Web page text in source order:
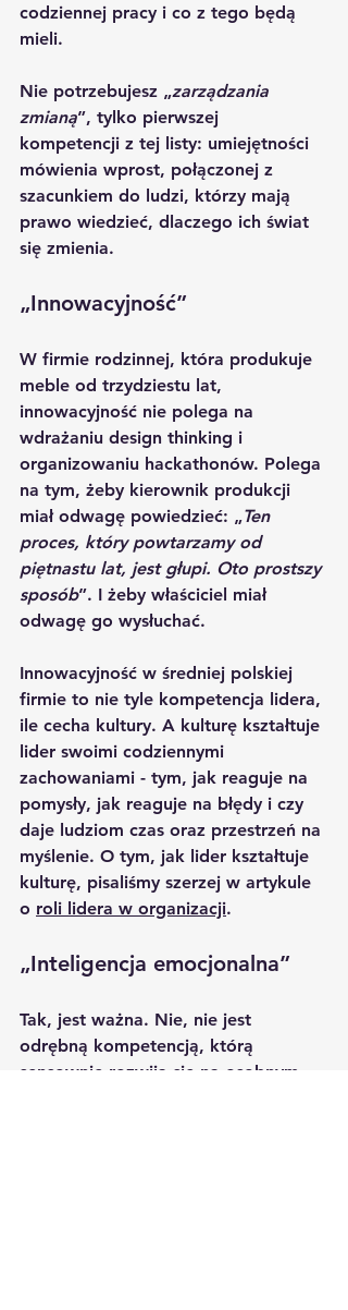
codziennej pracy i co z tego będą
mieli.
Nie potrzebujesz „zarządzania
zmianą”, tylko pierwszej
kompetencji z tej listy: umiejętności
mówienia wprost, połączonej z
szacunkiem do ludzi, którzy mają
prawo wiedzieć, dlaczego ich świat
się zmienia.
„Innowacyjność”
W firmie rodzinnej, która produkuje
meble od trzydziestu lat,
innowacyjność nie polega na
wdrażaniu design thinking i
organizowaniu hackathonów. Polega
na tym, żeby kierownik produkcji
miał odwagę powiedzieć: „Ten
proces, który powtarzamy od
piętnastu lat, jest głupi. Oto prostszy
sposób”. I żeby właściciel miał
odwagę go wysłuchać.
Innowacyjność w średniej polskiej
firmie to nie tyle kompetencja lidera,
ile cecha kultury. A kulturę kształtuje
lider swoimi codziennymi
zachowaniami - tym, jak reaguje na
pomysły, jak reaguje na błędy i czy
daje ludziom czas oraz przestrzeń na
myślenie. O tym, jak lider kształtuje
kulturę, pisaliśmy szerzej w artykule
o roli lidera w organizacji.
„Inteligencja emocjonalna”
Tak, jest ważna. Nie, nie jest
odrębną kompetencją, którą
sensownie rozwija się na osobnym